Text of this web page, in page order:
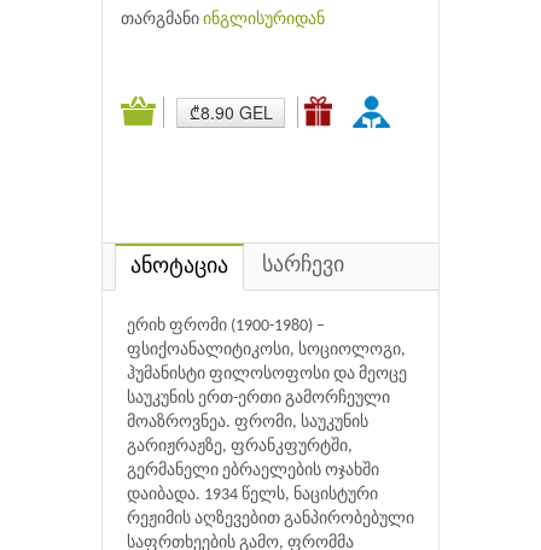
თარგმანი ინგლისურიდან
₾8.90 GEL
ანოტაცია სარჩევი
ერიხ ფრომი (1900-1980) –
ფსიქოანალიტიკოსი, სოციოლოგი,
ჰუმანისტი ფილოსოფოსი და მეოცე
საუკუნის ერთ-ერთი გამორჩეული
მოაზროვნეა. ფრომი, საუკუნის
გარიჟრაჟზე, ფრანკფურტში,
გერმანელი ებრაელების ოჯახში
დაიბადა. 1934 წელს, ნაცისტური
რეჟიმის აღზევებით განპირობებული
საფრთხეების გამო, ფრომმა